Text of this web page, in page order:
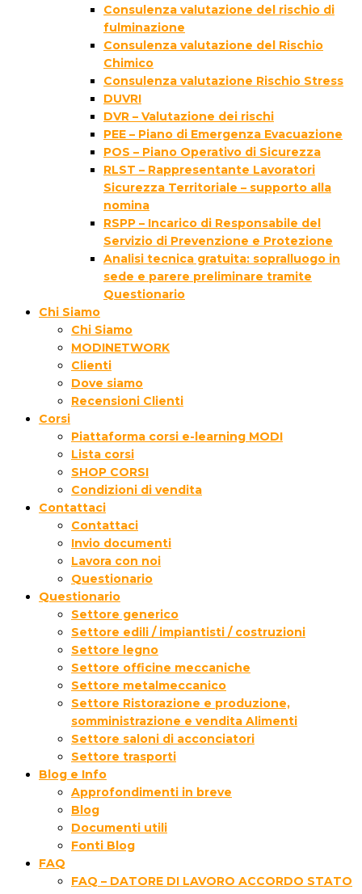
Consulenza valutazione del rischio di
fulminazione
Consulenza valutazione del Rischio
Chimico
Consulenza valutazione Rischio Stress
DUVRI
DVR – Valutazione dei rischi
PEE – Piano di Emergenza Evacuazione
POS – Piano Operativo di Sicurezza
RLST – Rappresentante Lavoratori
Sicurezza Territoriale – supporto alla
nomina
RSPP – Incarico di Responsabile del
Servizio di Prevenzione e Protezione
Analisi tecnica gratuita: sopralluogo in
sede e parere preliminare tramite
Questionario
Chi Siamo
Chi Siamo
MODINETWORK
Clienti
Dove siamo
Recensioni Clienti
Corsi
Piattaforma corsi e-learning MODI
Lista corsi
SHOP CORSI
Condizioni di vendita
Contattaci
Contattaci
Invio documenti
Lavora con noi
Questionario
Questionario
Settore generico
Settore edili / impiantisti / costruzioni
Settore legno
Settore officine meccaniche
Settore metalmeccanico
Settore Ristorazione e produzione,
somministrazione e vendita Alimenti
Settore saloni di acconciatori
Settore trasporti
Blog e Info
Approfondimenti in breve
Blog
Documenti utili
Fonti Blog
FAQ
FAQ – DATORE DI LAVORO ACCORDO STATO